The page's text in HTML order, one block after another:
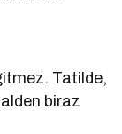
Tatilde,
biraz